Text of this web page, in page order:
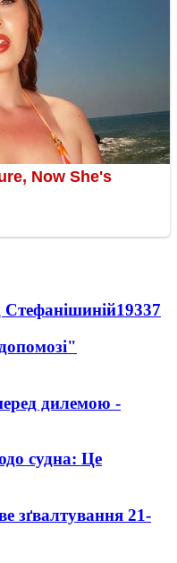
Стефанішиній19337
дилемою -
судна: Це
зґвалтування 21-